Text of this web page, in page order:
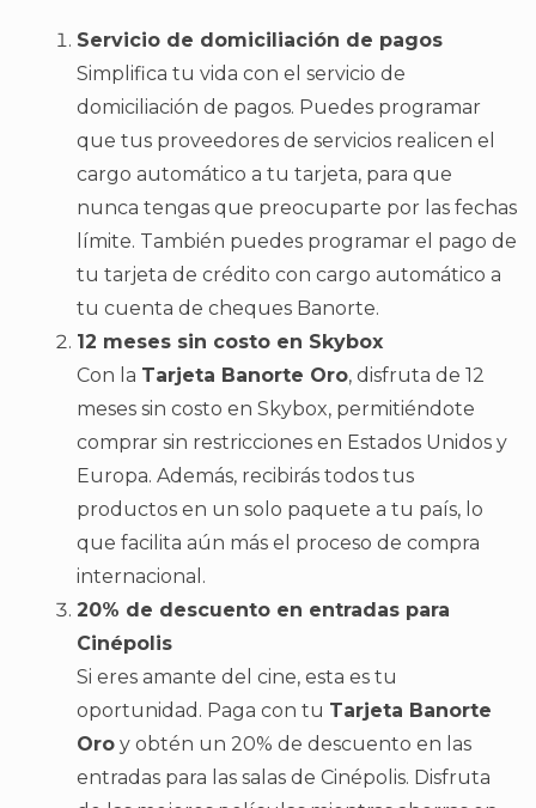
Servicio de domiciliación de pagos
Simplifica tu vida con el servicio de
domiciliación de pagos. Puedes programar
que tus proveedores de servicios realicen el
cargo automático a tu tarjeta, para que
nunca tengas que preocuparte por las fechas
límite. También puedes programar el pago de
tu tarjeta de crédito con cargo automático a
tu cuenta de cheques Banorte.
12 meses sin costo en Skybox
Con la Tarjeta Banorte Oro, disfruta de 12
meses sin costo en Skybox, permitiéndote
comprar sin restricciones en Estados Unidos y
Europa. Además, recibirás todos tus
productos en un solo paquete a tu país, lo
que facilita aún más el proceso de compra
internacional.
20% de descuento en entradas para
Cinépolis
Si eres amante del cine, esta es tu
oportunidad. Paga con tu Tarjeta Banorte
Oro y obtén un 20% de descuento en las
entradas para las salas de Cinépolis. Disfruta